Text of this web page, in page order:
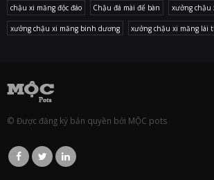
chậu xi măng độc đáo Chậu đá mài để bàn xưởng chậu
xưởng chậu xi măng binh dương xưởng chậu xi măng lái
© Được đăng ký bản quyền bởi MỘC pots